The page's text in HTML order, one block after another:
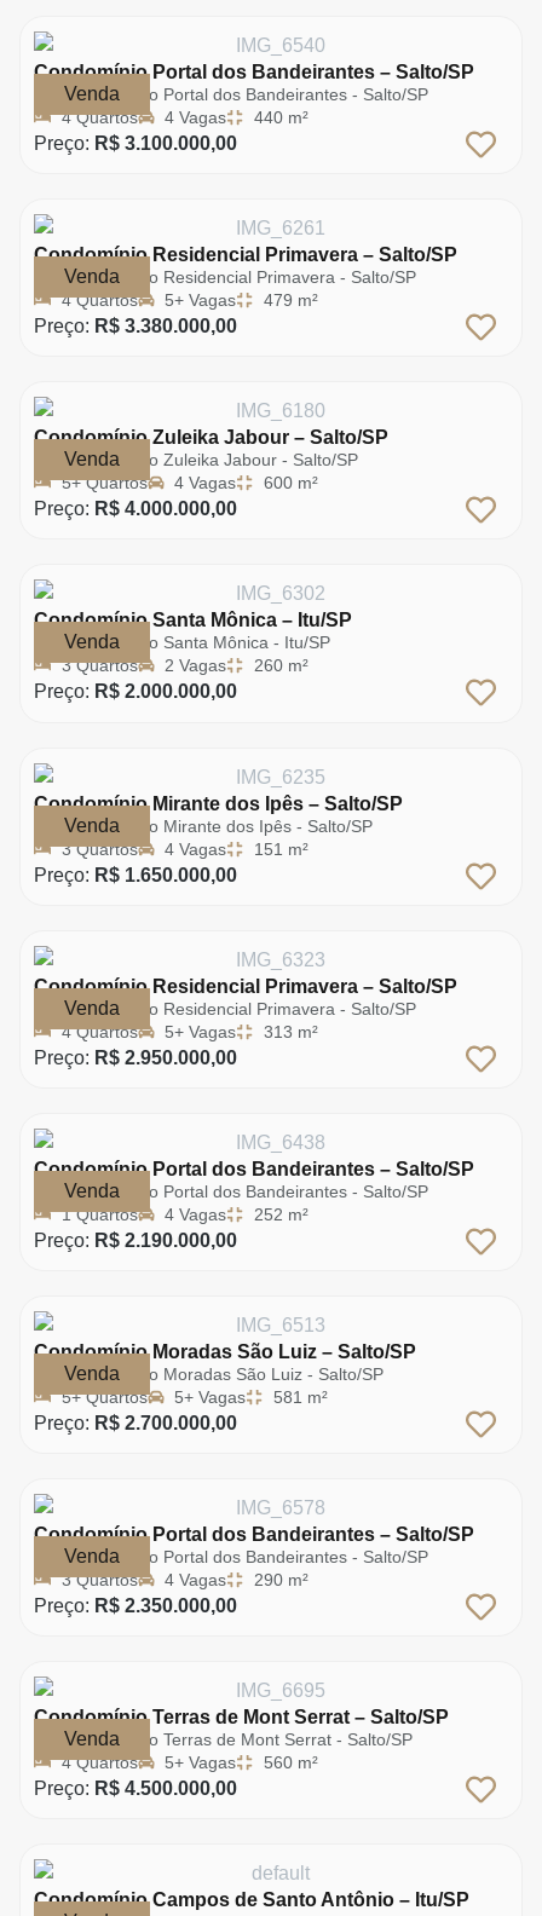
Venda
Condomínio Portal dos Bandeirantes – Salto/SP
Condomínio Portal dos Bandeirantes - Salto/SP
4 Quartos
4 Vagas 440 m²
Preço: R$ 3.100.000,00
Venda
Condomínio Residencial Primavera – Salto/SP
Condomínio Residencial Primavera - Salto/SP
4 Quartos
5+ Vagas 479 m²
Preço: R$ 3.380.000,00
Venda
Condomínio Zuleika Jabour – Salto/SP
Condomínio Zuleika Jabour - Salto/SP
5+ Quartos
4 Vagas 600 m²
Preço: R$ 4.000.000,00
Venda
Condomínio Santa Mônica – Itu/SP
Condomínio Santa Mônica - Itu/SP
3 Quartos
2 Vagas 260 m²
Preço: R$ 2.000.000,00
Venda
Condomínio Mirante dos Ipês – Salto/SP
Condomínio Mirante dos Ipês - Salto/SP
3 Quartos
4 Vagas 151 m²
Preço: R$ 1.650.000,00
Venda
Condomínio Residencial Primavera – Salto/SP
Condomínio Residencial Primavera - Salto/SP
4 Quartos
5+ Vagas 313 m²
Preço: R$ 2.950.000,00
Venda
Condomínio Portal dos Bandeirantes – Salto/SP
Condomínio Portal dos Bandeirantes - Salto/SP
1 Quartos
4 Vagas 252 m²
Preço: R$ 2.190.000,00
Venda
Condomínio Moradas São Luiz – Salto/SP
Condomínio Moradas São Luiz - Salto/SP
5+ Quartos
5+ Vagas 581 m²
Preço: R$ 2.700.000,00
Venda
Condomínio Portal dos Bandeirantes – Salto/SP
Condomínio Portal dos Bandeirantes - Salto/SP
3 Quartos
4 Vagas 290 m²
Preço: R$ 2.350.000,00
Venda
Condomínio Terras de Mont Serrat – Salto/SP
Condomínio Terras de Mont Serrat - Salto/SP
4 Quartos
5+ Vagas 560 m²
Preço: R$ 4.500.000,00
Condomínio Campos de Santo Antônio – Itu/SP